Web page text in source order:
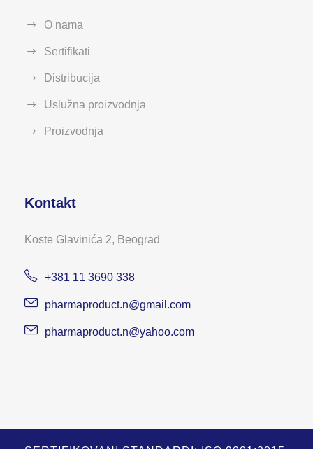
O nama
Sertifikati
Distribucija
Uslužna proizvodnja
Proizvodnja
Kontakt
Koste Glavinića 2, Beograd
+381 11 3690 338
pharmaproduct.n@gmail.com
pharmaproduct.n@yahoo.com